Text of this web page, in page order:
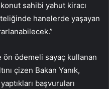
sahibi yahut kiracı
hanelerde yaşayan
ön ödemeli sayaç kullanan
çizen Bakan Yanık,
başvuruları